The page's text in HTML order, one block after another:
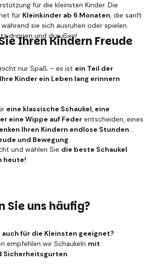
für die kleinsten Kinder. Die
für Kleinkinder ab 6 Monaten, die sanft
sie sich ausruhen oder spielen.
drinnen und draußen!
Ihren Kindern Freude
nur Spaß – es ist ein Teil der
Kinder ein Leben lang erinnern
eine klassische Schaukel, eine
eine Wippe auf Feder entscheiden, eines
Ihren Kindern endlose Stunden
und Bewegung.
und wählen Sie die beste Schaukel
heute!
Sie uns häufig?
auch für die Kleinsten geeignet?
empfehlen wir Schaukeln mit
Sicherheitsgurten.